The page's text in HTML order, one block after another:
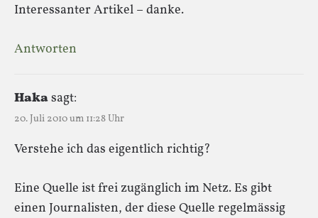
Interessanter Artikel – danke.
Antworten
Hakasagt:
20. Juli 2010 um 11:28 Uhr
Verstehe ich das eigentlich richtig?
Eine Quelle ist frei zugänglich im Netz. Es gibt
einen Journalisten, der diese Quelle regelmässig